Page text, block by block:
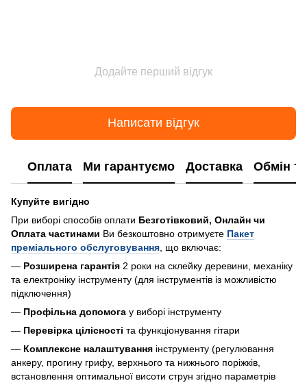
Додайте перший відгук
Написати відгук
Оплата Ми гарантуємо Доставка Обмін
Купуйте вигідно
При виборі способів оплати Безготівковий, Онлайн чи
Оплата частинами Ви безкоштовно отримуєте Пакет
преміального обслуговування , що включає:
— Розширена гарантія 2 роки на склейку деревини, механіку
та електроніку інструменту (для інструментів із можливістю
підключення)
— Профільна допомога у виборі інструменту
— Перевірка цілісності та функціонування гітари
— Комплексне налаштування інструменту (регулювання
анкеру, прогину грифу, верхнього та нижнього поріжків,
встановлення оптимальної висоти струн згідно параметрів